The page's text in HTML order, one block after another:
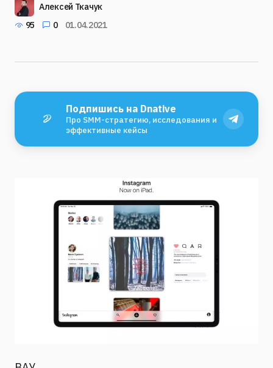
Алексей Ткачук
95
0 01.04.2021
Подпишись на Dnative
Про SMM-стратегию, исследования и
эффективные кейсы